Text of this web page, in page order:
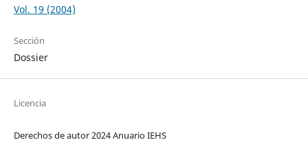
Vol. 19 (2004)
Sección
Dossier
Licencia
Derechos de autor 2024 Anuario IEHS